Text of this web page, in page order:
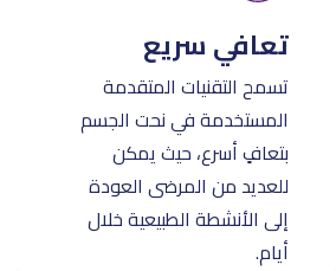
تعافي سريع
تسمح التقنيات المتقدمة
المستخدمة في نحت الجسم
بتعافٍ أسرع، حيث يمكن
للعديد من المرضى العودة
إلى الأنشطة الطبيعية خلال
أيام.